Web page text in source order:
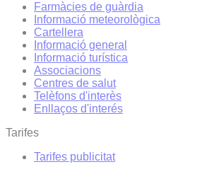
Farmàcies de guàrdia
Informació meteorològica
Cartellera
Informació general
Informació turística
Associacions
Centres de salut
Telèfons d'interès
Enllaços d'interés
Tarifes
Tarifes publicitat